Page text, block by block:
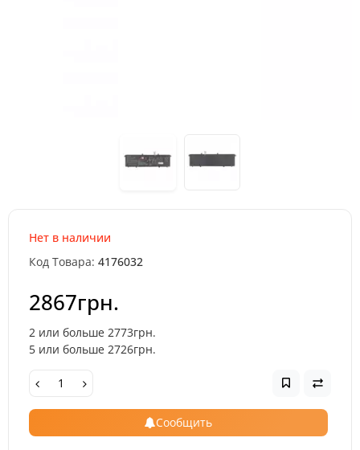
Нет в наличии
Код Товара: 4176032
2867грн.
2 или больше 2773грн.
5 или больше 2726грн.
Сообщить